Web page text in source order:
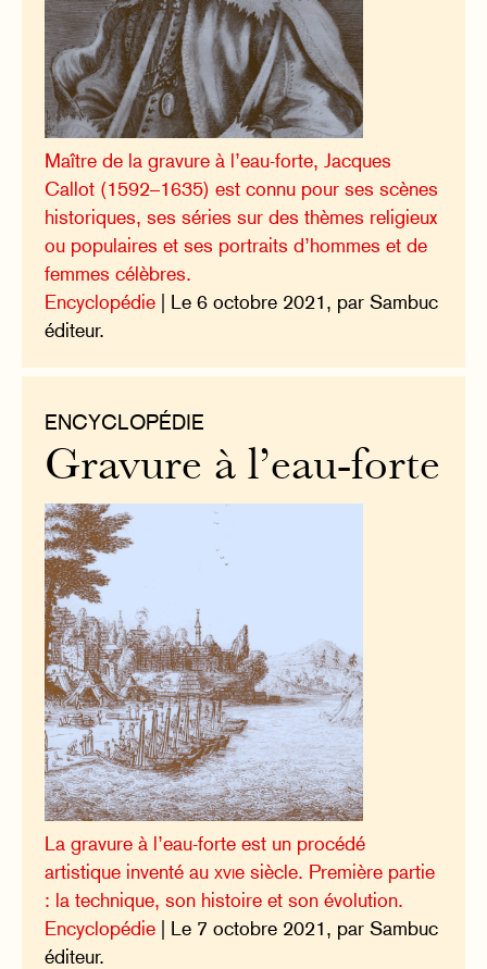
Maître de la gravure à l’eau-forte, Jacques
Callot (1592–1635) est connu pour ses scènes
historiques, ses séries sur des thèmes religieux
ou populaires et ses portraits d’hommes et de
femmes célèbres.
Encyclopédie | Le 6 octobre 2021, par Sambuc
éditeur.
ENCYCLOPÉDIE
Gravure à l’eau-forte
La gravure à l’eau-forte est un procédé
artistique inventé auxvie siècle. Première partie
: la technique, son histoire et son évolution.
Encyclopédie | Le 7 octobre 2021, par Sambuc
éditeur.